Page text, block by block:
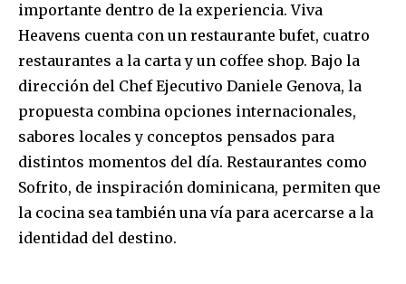
importante dentro de la experiencia. Viva
Heavens cuenta con un restaurante bufet, cuatro
restaurantes a la carta y un coffee shop. Bajo la
dirección del Chef Ejecutivo Daniele Genova, la
propuesta combina opciones internacionales,
sabores locales y conceptos pensados para
distintos momentos del día. Restaurantes como
Sofrito, de inspiración dominicana, permiten que
la cocina sea también una vía para acercarse a la
identidad del destino.